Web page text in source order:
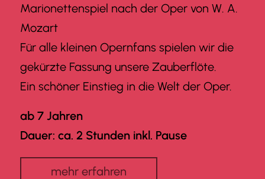
Marionettenspiel nach der Oper von W. A.
Mozart
Für alle kleinen Opernfans spielen wir die
gekürzte Fassung unsere Zauberflöte.
Ein schöner Einstieg in die Welt der Oper.
ab 7 Jahren
Dauer: ca. 2 Stunden inkl. Pause
mehr erfahren